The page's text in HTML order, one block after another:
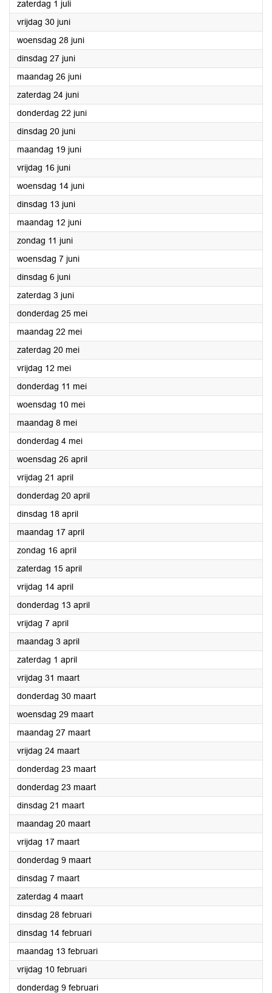
zaterdag 1 juli2023
vrijdag 30 juni2023
woensdag 28 juni2023
dinsdag 27 juni2023
maandag 26 juni2023
zaterdag 24 juni2023
donderdag 22 juni2023
dinsdag 20 juni2023
maandag 19 juni2023
vrijdag 16 juni2023
woensdag 14 juni2023
dinsdag 13 juni2023
maandag 12 juni2023
zondag 11 juni2023
woensdag 7 juni2023
dinsdag 6 juni2023
zaterdag 3 juni2023
donderdag 25 mei2023
maandag 22 mei2023
zaterdag 20 mei2023
vrijdag 12 mei2023
donderdag 11 mei2023
woensdag 10 mei2023
maandag 8 mei2023
donderdag 4 mei2023
woensdag 26 april2023
vrijdag 21 april2023
donderdag 20 april2023
dinsdag 18 april2023
maandag 17 april2023
zondag 16 april2023
zaterdag 15 april2023
vrijdag 14 april2023
donderdag 13 april2023
vrijdag 7 april2023
maandag 3 april2023
zaterdag 1 april2023
vrijdag 31 maart2023
donderdag 30 maart2023
woensdag 29 maart2023
maandag 27 maart2023
vrijdag 24 maart2023
donderdag 23 maart2023
donderdag 23 maart2023
dinsdag 21 maart2023
maandag 20 maart2023
vrijdag 17 maart2023
donderdag 9 maart2023
dinsdag 7 maart2023
zaterdag 4 maart2023
dinsdag 28 februari2023
dinsdag 14 februari2023
maandag 13 februari2023
vrijdag 10 februari2023
donderdag 9 februari2023